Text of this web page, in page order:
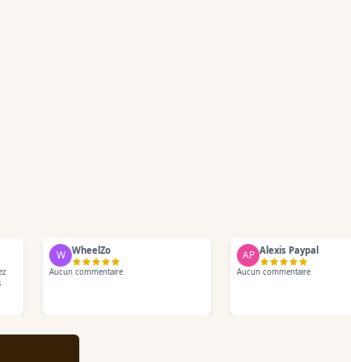
W WheelZo
Aucun commentaire
AP Alexis Paypal
Aucun commentaire